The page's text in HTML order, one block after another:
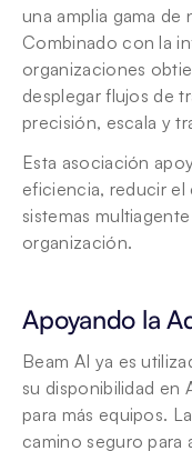
una amplia gama
Combinado con la
organizaciones
desplegar flujos de
precisión, escala y
Esta asociación
eficiencia, reducir el
sistemas
organización.
Apoyando la
Beam AI ya es
su disponibilidad en
para más equipos.
camino seguro para